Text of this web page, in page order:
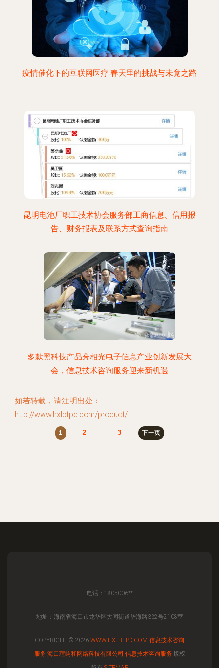
疫情催化下的互联网医疗 春天里的挑战与未竟之路
昆明电池厂职工技术协会服务部工商信息、信用报
告、财务报表及联系方式查询指南
多款黑科技产品亮相光电子信息产业创新发展大
会，信息技术咨询服务迎来新机遇
如若转载，请注明出处：
http://www.hxlbtpd.com/product/
1 2 3 下一页
电话：1805006**
地址：海南省海口市龙华区大同街道华海路332号2108室
COPYRIGHT © 2026 WWW.HXLBTPD.COM 信息技术咨询
服务 海口瑄屿和网络科技有限公司 信息技术咨询服务 版权